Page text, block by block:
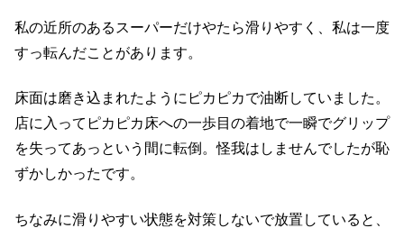
私の近所のあるスーパーだけやたら滑りやすく、私は一度
すっ転んだことがあります。
床面は磨き込まれたようにピカピカで油断していました。
店に入ってピカピカ床への一歩目の着地で一瞬でグリップ
を失ってあっという間に転倒。怪我はしませんでしたが恥
ずかしかったです。
ちなみに滑りやすい状態を対策しないで放置していると、